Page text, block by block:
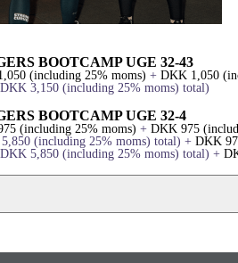
BOOTCAMP UGE 32-43
(including 25% moms) + DKK 1,050
DKK 3,150 (including 25% moms) total)
BOOTCAMP UGE 32-4
(including 25% moms) + DKK 975
5,850 (including 25% moms) total) + DKK
DKK 5,850 (including 25% moms) total) +